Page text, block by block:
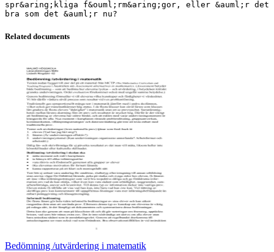
spr&aring;kliga f&ouml;rm&aring;gor, eller &auml;r det
Related documents
Bedömning /utvärdering i matematik